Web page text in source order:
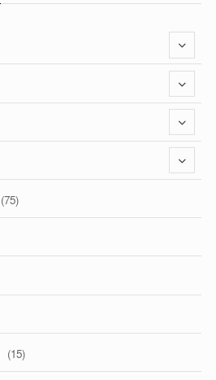
(21)
(5)
(7)
(75)
(15)